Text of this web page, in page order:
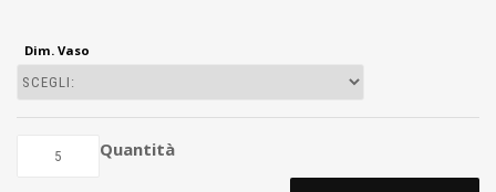
Dim. Vaso
Quantità